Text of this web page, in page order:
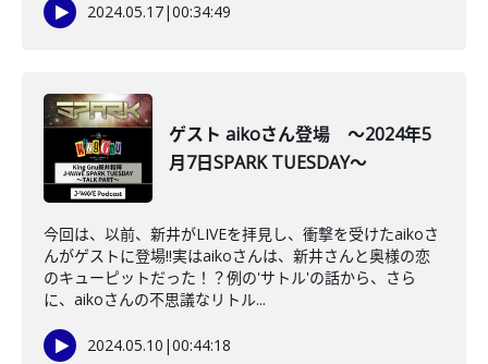
2024.05.17|00:34:49
ゲスト aikoさん登場 ～2024年5
月7日SPARK TUESDAY～
今回は、以前、新井がLIVEを拝見し、衝撃を受けたaikoさ
んがゲストに登場‼実はaikoさんは、新井さんと奥様の恋
のキューピットだった！？例の'サトル'の話から、さら
に、aikoさんの不思議なリトル...
2024.05.10 |00:44:18